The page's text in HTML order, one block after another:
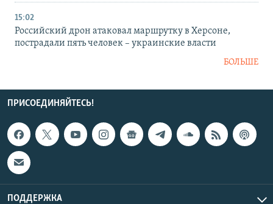
15:02
Российский дрон атаковал маршрутку в Херсоне,
пострадали пять человек – украинские власти
БОЛЬШЕ
ПРИСОЕДИНЯЙТЕСЬ!
ПОДДЕРЖКА